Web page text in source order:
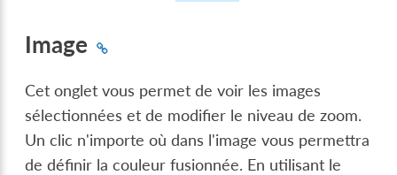
Image
Cet onglet vous permet de voir les images
sélectionnées et de modifier le niveau de zoom.
Un clic n'importe où dans l'image vous permettra
de définir la couleur fusionnée. En utilisant le